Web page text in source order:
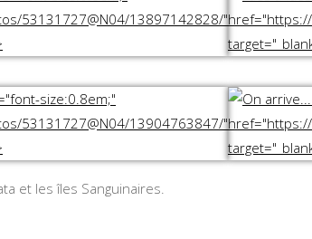
et les îles Sanguinaires.